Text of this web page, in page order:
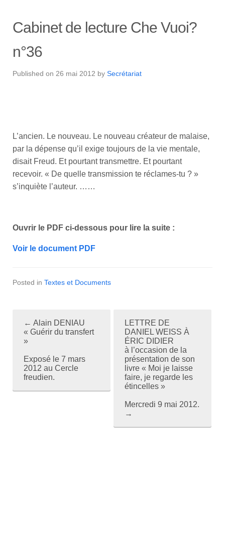
Cabinet de lecture Che Vuoi?
n°36
Published on 26 mai 2012 by Secrétariat
L’ancien. Le nouveau. Le nouveau créateur de malaise,
par la dépense qu’il exige toujours de la vie mentale,
disait Freud. Et pourtant transmettre. Et pourtant
recevoir. « De quelle transmission te réclames-tu ? »
s’inquiète l’auteur. ……
Ouvrir le PDF ci-dessous pour lire la suite :
Voir le document PDF
Posted in Textes et Documents
← Alain DENIAU
« Guérir du transfert
»
Exposé le 7 mars
2012 au Cercle
freudien.
LETTRE DE
DANIEL WEISS À
ÉRIC DIDIER
à l’occasion de la
présentation de son
livre « Moi je laisse
faire, je regarde les
étincelles »
Mercredi 9 mai 2012.
→